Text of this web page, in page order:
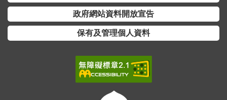
人
資
政府網站資料開放宣告
保有及管理個人資料